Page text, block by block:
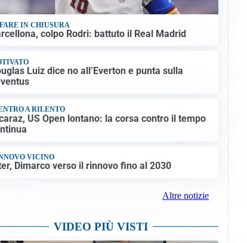
IN CHIUSURA
colpo Rodri: battuto il Real Madrid
Luiz dice no all’Everton e punta sulla
A RILENTO
US Open lontano: la corsa contro il tempo
VICINO
Dimarco verso il rinnovo fino al 2030
Altre notizie
VIDEO PIÙ VISTI